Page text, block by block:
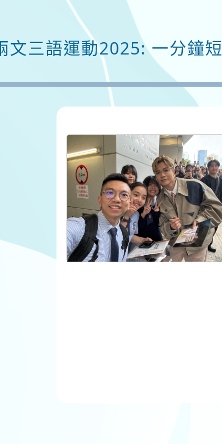
文三語運動2025: 一分鐘